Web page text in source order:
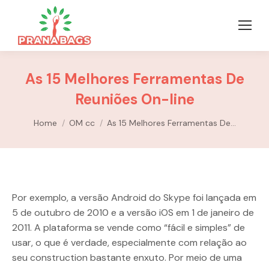
As 15 Melhores Ferramentas De
Reuniões On-line
You are here:
Home OM cc As 15 Melhores Ferramentas De…
Por exemplo, a versão Android do Skype foi lançada em
5 de outubro de 2010 e a versão iOS em 1 de janeiro de
2011. A plataforma se vende como “fácil e simples” de
usar, o que é verdade, especialmente com relação ao
seu construction bastante enxuto. Por meio de uma